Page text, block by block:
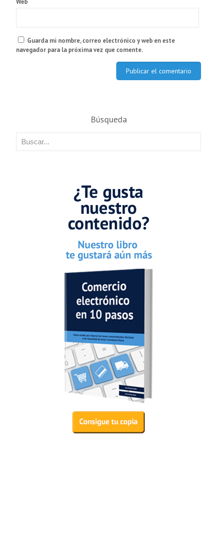
Guarda mi nombre, correo electrónico y web en este
navegador para la próxima vez que comente.
Búsqueda